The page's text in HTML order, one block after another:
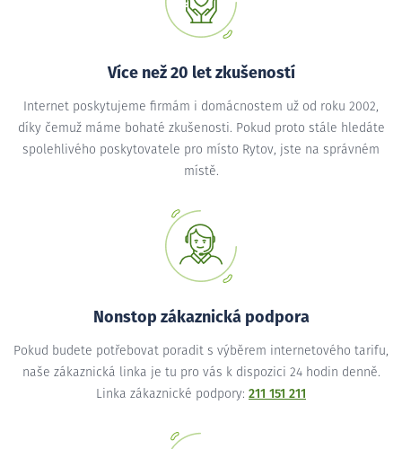
Více než 20 let zkušeností
Internet poskytujeme firmám i domácnostem už od roku 2002,
díky čemuž máme bohaté zkušenosti. Pokud proto stále hledáte
spolehlivého poskytovatele pro místo Rytov, jste na správném
místě.
Nonstop zákaznická podpora
Pokud budete potřebovat poradit s výběrem internetového tarifu,
naše zákaznická linka je tu pro vás k dispozici 24 hodin denně.
Linka zákaznické podpory: 211 151 211